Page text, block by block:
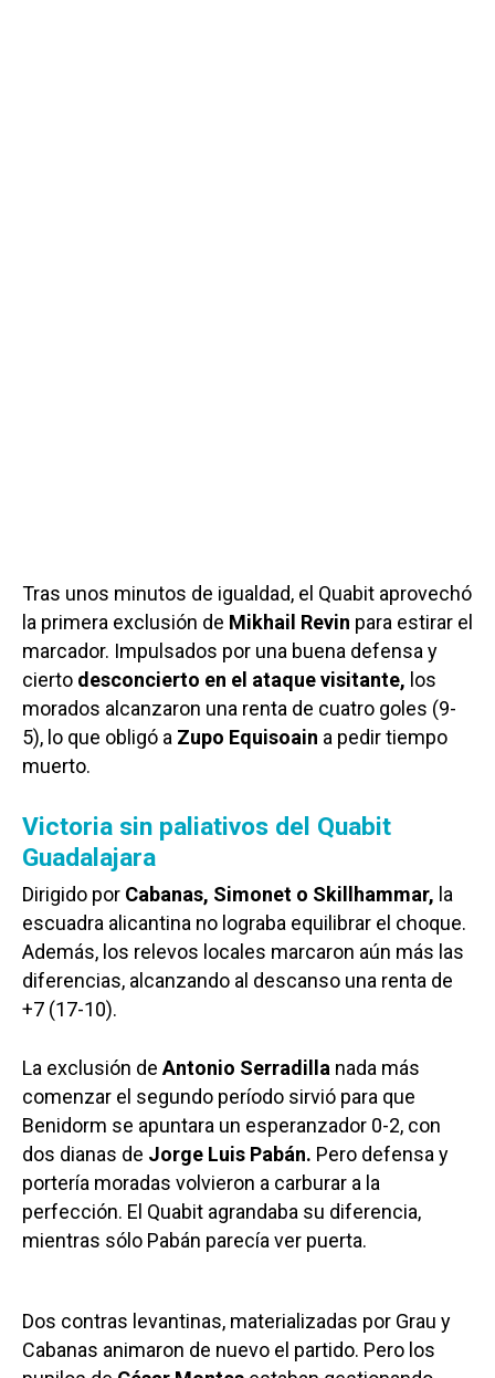
Tras unos minutos de igualdad, el Quabit aprovechó
la primera exclusión de Mikhail Revin para estirar el
marcador. Impulsados por una buena defensa y
cierto desconcierto en el ataque visitante, los
morados alcanzaron una renta de cuatro goles (9-
5), lo que obligó a Zupo Equisoain a pedir tiempo
muerto.
Victoria sin paliativos del Quabit
Guadalajara
Dirigido por Cabanas, Simonet o Skillhammar, la
escuadra alicantina no lograba equilibrar el choque.
Además, los relevos locales marcaron aún más las
diferencias, alcanzando al descanso una renta de
+7 (17-10).
La exclusión de Antonio Serradilla nada más
comenzar el segundo período sirvió para que
Benidorm se apuntara un esperanzador 0-2, con
dos dianas de Jorge Luis Pabán. Pero defensa y
portería moradas volvieron a carburar a la
perfección. El Quabit agrandaba su diferencia,
mientras sólo Pabán parecía ver puerta.
Dos contras levantinas, materializadas por Grau y
Cabanas animaron de nuevo el partido. Pero los